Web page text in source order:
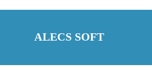
ALECS SOFT